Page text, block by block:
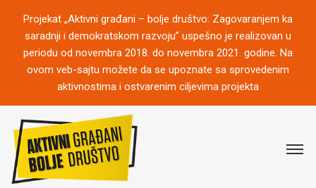
Projekat „Aktivni građani – bolje društvo: Zagovaranjem ka
saradnji i demokratskom razvoju” uspešno je realizovan u
periodu od novembra 2018. do novembra 2021. godine. Na
ovom veb-sajtu možete da se upoznate sa sprovedenim
aktivnostima i ostvarenim ciljevima projekta